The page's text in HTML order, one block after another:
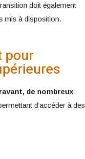
doit également
mis à disposition.
pour
de nombreux
d’accéder à des